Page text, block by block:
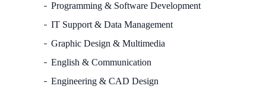
Programming & Software Development
IT Support & Data Management
Graphic Design & Multimedia
English & Communication
Engineering & CAD Design